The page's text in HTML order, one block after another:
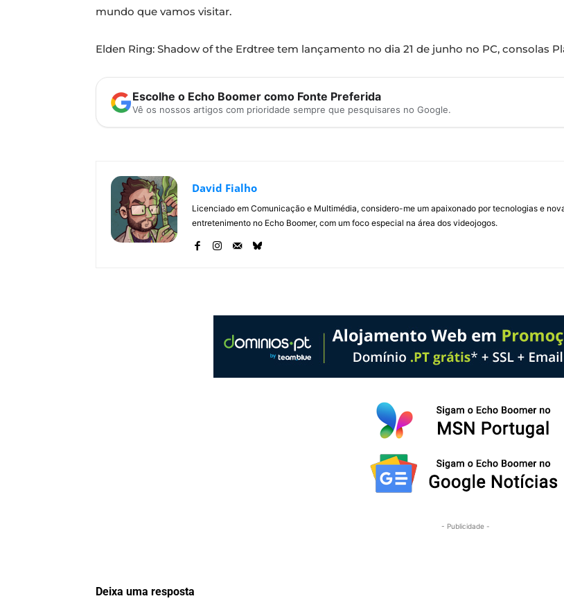
mundo que vamos visitar.
Elden Ring: Shadow of the Erdtree tem lançamento no dia 21 de junho no PC, consolas
Escolhe o Echo Boomer como Fonte Preferida
Vê os nossos artigos com prioridade sempre que pesquisares no Google.
David Fialho
Licenciado em Comunicação e Multimédia, considero-me um apaixonado por tecnologias e
entretenimento no Echo Boomer, com um foco especial na área dos videojogos.
- Publicidade -
Deixa uma resposta